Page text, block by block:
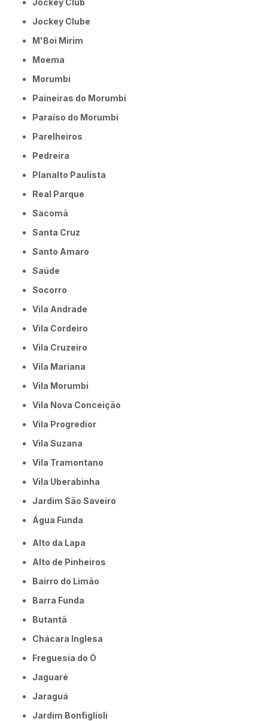
Jockey Club
Jockey Clube
M'Boi Mirim
Moema
Morumbi
Paineiras do Morumbi
Paraíso do Morumbi
Parelheiros
Pedreira
Planalto Paulista
Real Parque
Sacomã
Santa Cruz
Santo Amaro
Saúde
Socorro
Vila Andrade
Vila Cordeiro
Vila Cruzeiro
Vila Mariana
Vila Morumbi
Vila Nova Conceição
Vila Progredior
Vila Suzana
Vila Tramontano
Vila Uberabinha
jardim São Saveiro
Água Funda
Alto da Lapa
Alto de Pinheiros
Bairro do Limão
Barra Funda
Butantã
Chácara Inglesa
Freguesia do Ó
Jaguaré
Jaraguá
Jardim Bonfiglioli